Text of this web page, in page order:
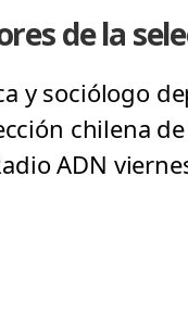
de la
y sociólogo
chilena
ADN